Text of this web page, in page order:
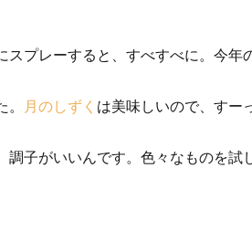
スプレーすると、すべすべに。今年
月のしずく は美味しいので、すー
調子がいいんです。色々なものを試